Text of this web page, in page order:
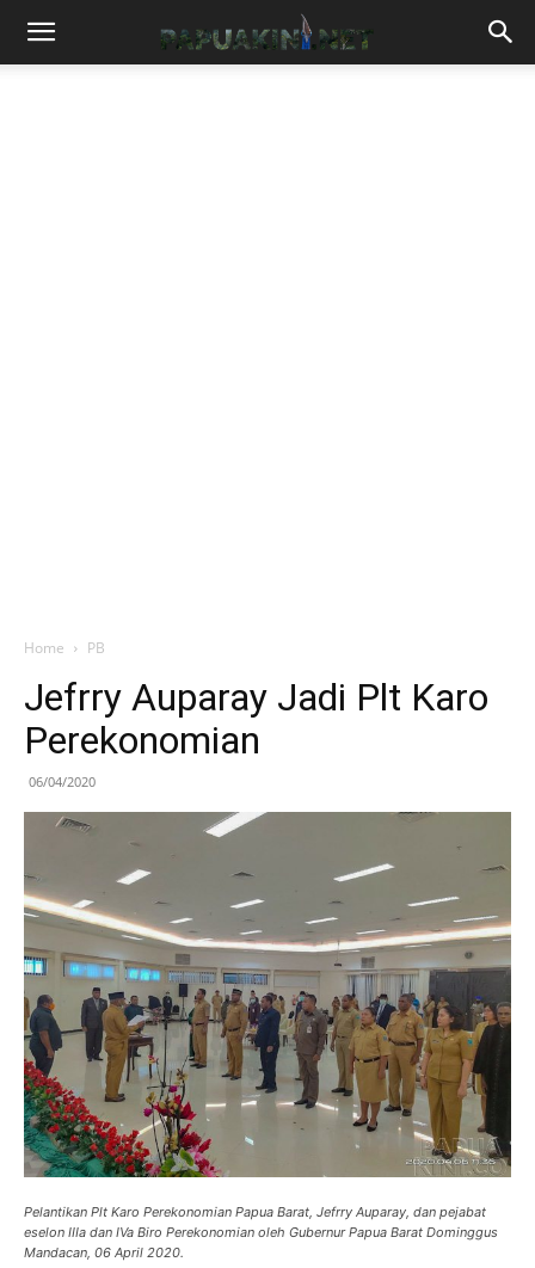
Home PB
Jefrry Auparay Jadi Plt Karo
Perekonomian
06/04/2020
Pelantikan Plt Karo Perekonomian Papua Barat, Jefrry Auparay, dan pejabat
eselon IIIa dan IVa Biro Perekonomian oleh Gubernur Papua Barat Dominggus
Mandacan, 06 April 2020.